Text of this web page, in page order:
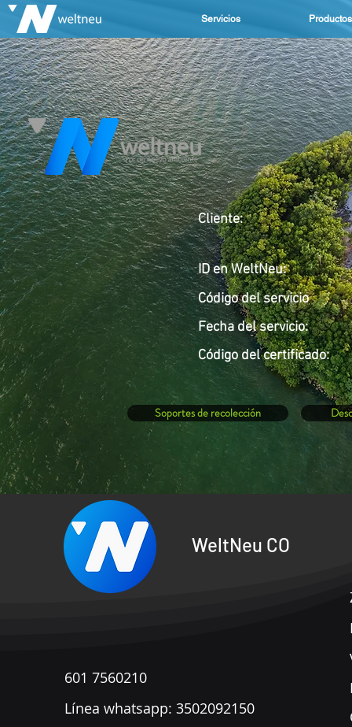
Servicios Productos
Cliente:
ID en WeltNeu:
Código del servicio
Fecha del servicio:
Código delcertificado:
Soportes de recolección
WeltNeu CO
601 7560210
​Línea whatsapp: 3502092150